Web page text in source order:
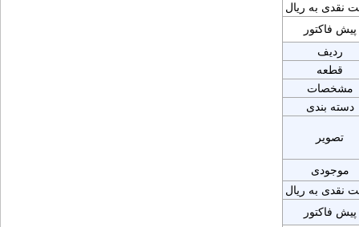
نقدی به ریال
پیش فاکتور
ردیف
قطعه
مشخصات
دسته بندی
تصویر
موجودی
نقدی به ریال
پیش فاکتور